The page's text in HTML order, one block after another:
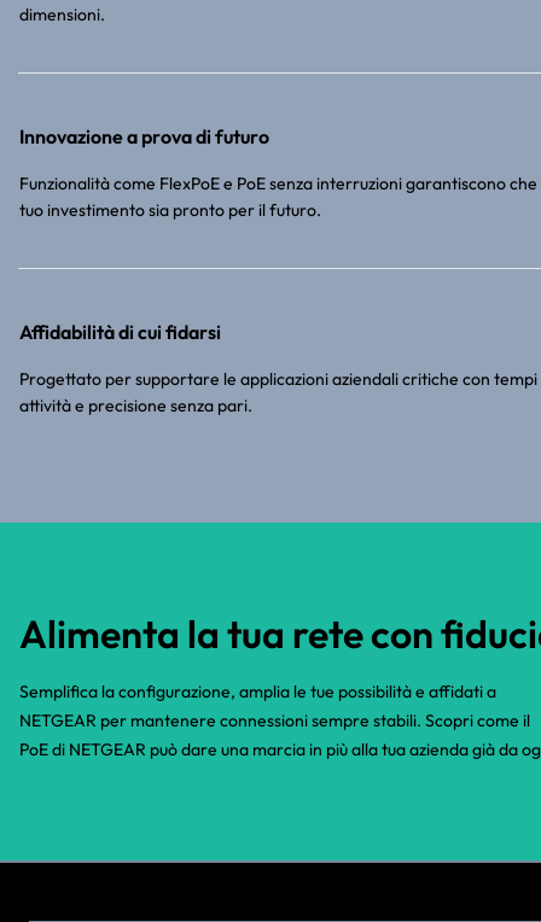
dimensioni.
Innovazione a prova di futuro
Funzionalità come FlexPoE e PoE senza interruzioni garantiscono che
tuo investimento sia pronto per il futuro.
Affidabilità di cui fidarsi
Progettato per supportare le applicazioni aziendali critiche con tempi
attività e precisione senza pari.
Alimenta la tua rete con
Semplifica la configurazione, amplia le tue possibilità e affidati a
NETGEAR per mantenere connessioni sempre stabili. Scopri come il
PoE di NETGEAR può dare una marcia in più alla tua azienda già da